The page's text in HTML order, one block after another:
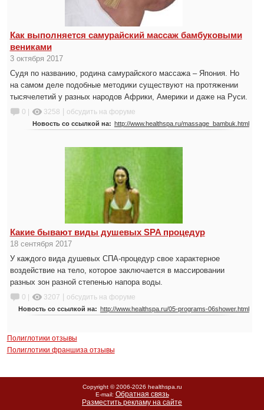
Как выполняется самурайский массаж бамбуковыми
вениками
3 октября 2017
Судя по названию, родина самурайского массажа – Япония. Но
на самом деле подобные методики существуют на протяжении
тысячелетий у разных народов Африки, Америки и даже на Руси.
0 | 3258 обсудить на форуме
Новость со ссылкой на: http://www.healthspa.ru/massage_bambuk.html
Какие бывают виды душевых SPA процедур
18 сентября 2017
У каждого вида душевых СПА-процедур свое характерное
воздействие на тело, которое заключается в массировании
разных зон разной степенью напора воды.
0 | 3207 обсудить на форуме
Новость со ссылкой на: http://www.healthspa.ru/05-programs-06shower.html
Полиглотики отзывы
Полиглотики франшиза отзывы
Copyright © 2006-2026 healthspa.ru
E-mail: Обратная связь
Разместить рекламу на сайте